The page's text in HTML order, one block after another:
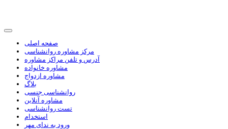
صفحه اصلی
مرکز مشاوره روانشناسی
آدرس و تلفن مراکز مشاوره
مشاوره خانواده
مشاوره ازدواج
بلاگ
روانشناسی جنسی
مشاوره آنلاین
تست روانشناسی
استخدام
ورود به ندای مهر